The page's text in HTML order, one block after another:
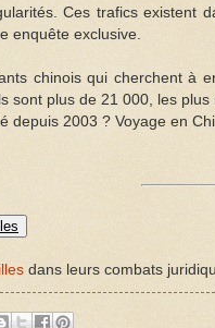
Ces trafics existent
enquête exclusive.
chinois qui cherchent à
sont plus de 21 000, les
depuis 2003 ? Voyage en
dans leurs combats